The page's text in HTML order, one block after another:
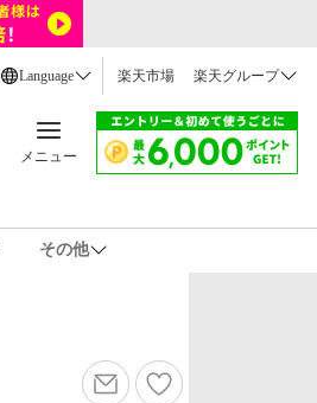
Language 楽天市場 楽天グループ
メニュー
その他